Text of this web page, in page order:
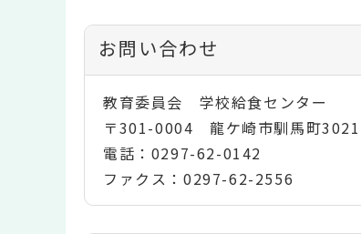
お問い合わせ
教育委員会 学校給食センター
〒301-0004 龍ケ崎市馴馬町
電話：0297-62-0142
ファクス：0297-62-2556